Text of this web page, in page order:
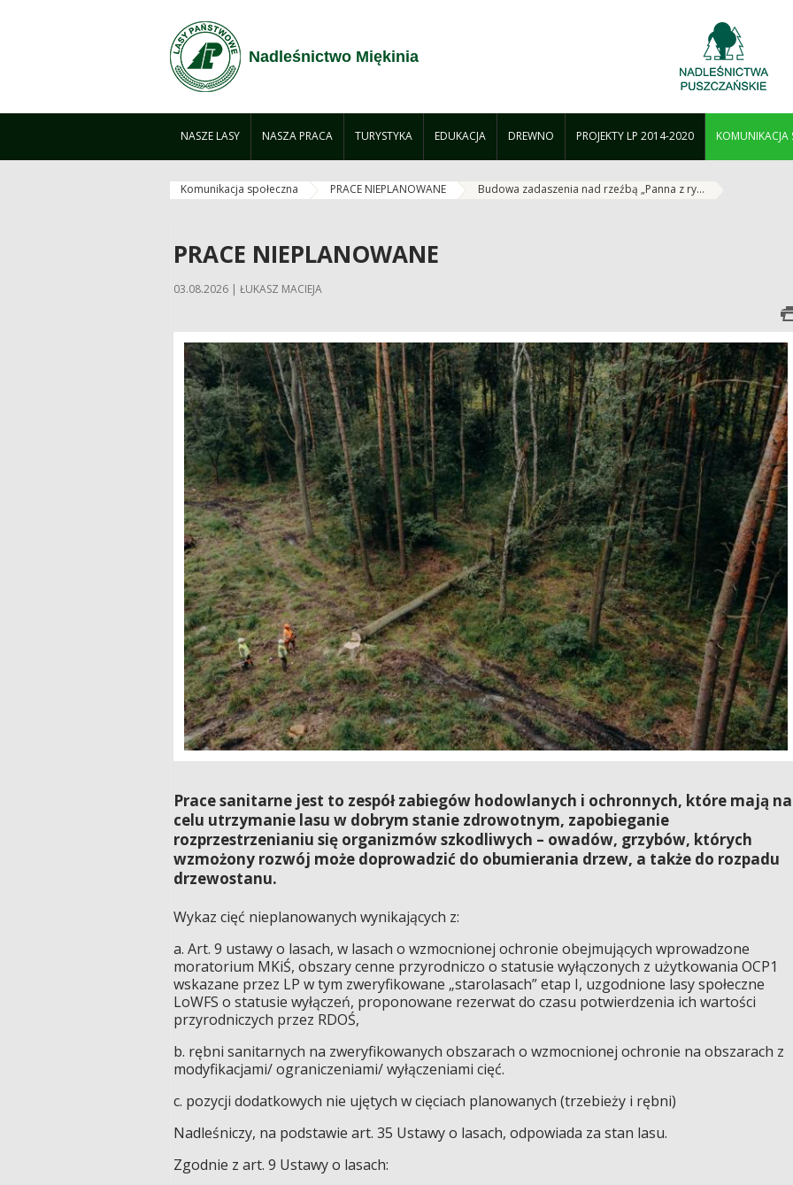
Nadleśnictwo Miękinia
NASZE LASY NASZA PRACA TURYSTYKA EDUKACJA DREWNO PROJEKTY LP 2014-2020 KOMUNIKACJA
Komunikacja społeczna PRACE NIEPLANOWANE Budowa zadaszenia nad rzeźbą „Panna z ry...
PRACE NIEPLANOWANE
03.08.2026 | ŁUKASZ MACIEJA
Prace sanitarne jest to zespół zabiegów hodowlanych i ochronnych, które mają na
celu utrzymanie lasu w dobrym stanie zdrowotnym, zapobieganie
rozprzestrzenianiu się organizmów szkodliwych – owadów, grzybów, których
wzmożony rozwój może doprowadzić do obumierania drzew, a także do rozpadu
drzewostanu.
Wykaz cięć nieplanowanych wynikających z:
a. Art. 9 ustawy o lasach, w lasach o wzmocnionej ochronie obejmujących wprowadzone
moratorium MKiŚ, obszary cenne przyrodniczo o statusie wyłączonych z użytkowania OCP1
wskazane przez LP w tym zweryfikowane „starolasach” etap I, uzgodnione lasy społeczne
LoWFS o statusie wyłączeń, proponowane rezerwat do czasu potwierdzenia ich wartości
przyrodniczych przez RDOŚ,
b. rębni sanitarnych na zweryfikowanych obszarach o wzmocnionej ochronie na obszarach z
modyfikacjami/ ograniczeniami/ wyłączeniami cięć.
c. pozycji dodatkowych nie ujętych w cięciach planowanych (trzebieży i rębni)
Nadleśniczy, na podstawie art. 35 Ustawy o lasach, odpowiada za stan lasu.
Zgodnie z art. 9 Ustawy o lasach: